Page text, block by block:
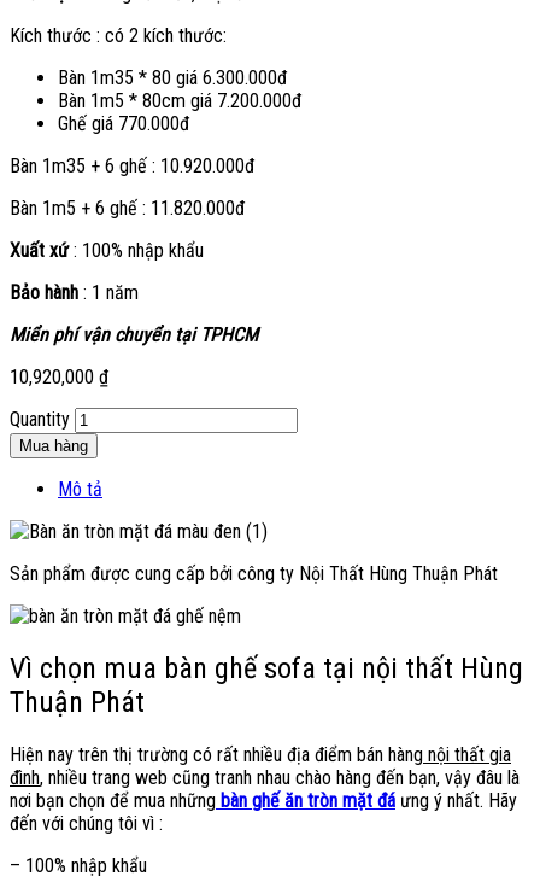
Kích thước : có 2 kích thước:
Bàn 1m35 * 80 giá 6.300.000đ
Bàn 1m5 * 80cm giá 7.200.000đ
Ghế giá 770.000đ
Bàn 1m35 + 6 ghế : 10.920.000đ
Bàn 1m5 + 6 ghế : 11.820.000đ
Xuất xứ: 100% nhập khẩu
Bảo hành : 1 năm
Miển phí vận chuyển tại TPHCM
10,920,000 ₫
Quantity
Mua hàng
Mô tả
Sản phẩm được cung cấp bởi công ty Nội Thất Hùng Thuận Phát
Vì chọn mua bàn ghế sofa tại nội thất Hùng
Thuận Phát
Hiện nay trên thị trường có rất nhiều địa điểm bán hàng nội thất gia
đình, nhiều trang web cũng tranh nhau chào hàng đến bạn, vậy đâu là
nơi bạn chọn để mua những bàn ghế ăn tròn mặt đá ưng ý nhất. Hãy
đến với chúng tôi vì :
– 100% nhập khẩu